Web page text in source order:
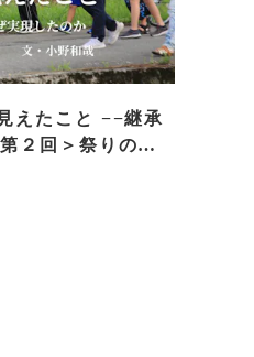
えたこと −−継承
２回＞祭りの再